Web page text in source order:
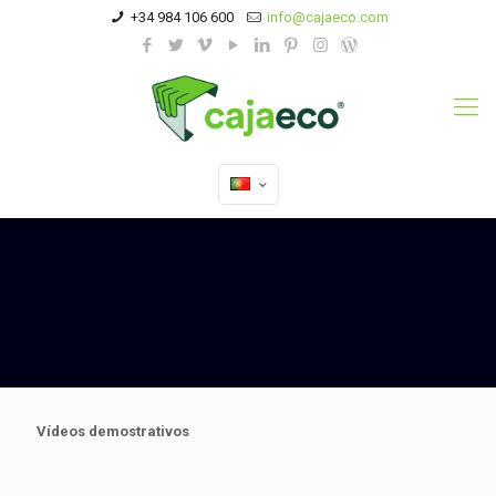
+34 984 106 600 info@cajaeco.com
Vídeos demostrativos